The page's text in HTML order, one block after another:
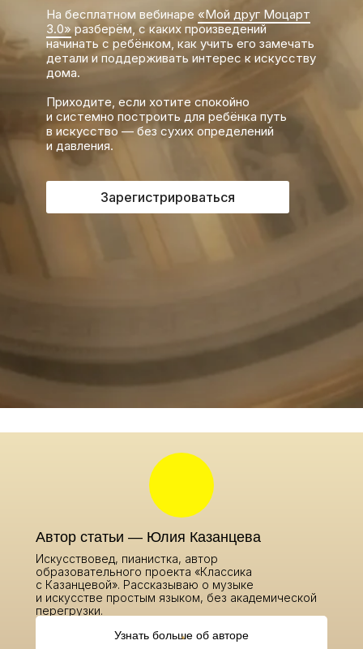
На бесплатном вебинаре «Мой друг Моцарт
3.0»разберём, с каких произведений
начинать с ребёнком, как учить его замечать
детали и поддерживать интерес к искусству
дома.
Приходите, если хотите спокойно
и системно построить для ребёнка путь
в искусство — без сухих определений
и давления.
Зарегистрироваться
Автор статьи — Юлия Казанцева
Искусствовед, пианистка, автор
образовательного проекта «Классика
с Казанцевой». Рассказываю о музыке
и искусстве простым языком, без академической
перегрузки.
Узнать больше об авторе